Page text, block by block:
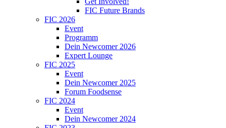
FIC Future Brands
FIC 2026
Event
Programm
Dein Newcomer 2026
Expert Lounge
FIC 2025
Event
Dein Newcomer 2025
Forum Foodsense
FIC 2024
Event
Dein Newcomer 2024